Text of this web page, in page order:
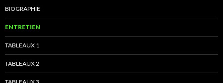
BIOGRAPHIE
ENTRETIEN
TABLEAUX 1
TABLEAUX 2